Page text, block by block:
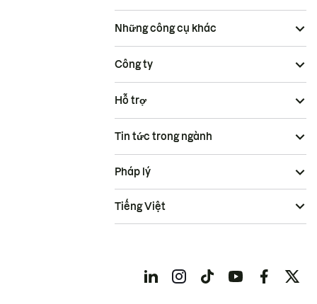
Những công cụ khác
Công ty
Hỗ trợ
Tin tức trong ngành
Pháp lý
Tiếng Việt